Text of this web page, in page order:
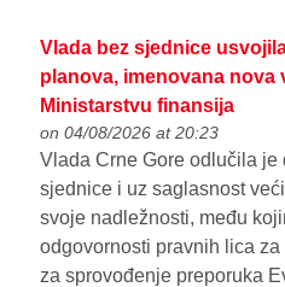
Vlada bez sjednice
planova, imenovana nova
Ministarstvu finansija
on 04/08/2026 at 20:23
Vlada Crne Gore odlučila je
sjednice i uz saglasnost
svoje nadležnosti, među
odgovornosti pravnih lica
za sprovođenje preporuka